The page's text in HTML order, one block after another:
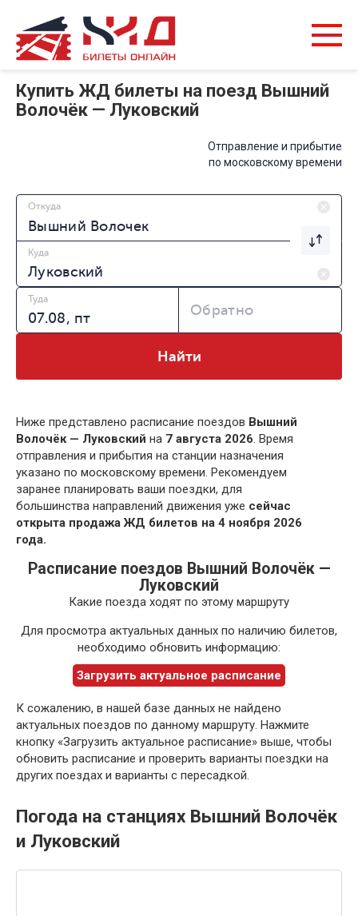
Купить ЖД билеты на поезд Вышний
Волочёк — Луковский
Отправление и прибытие
по московскому времени
Откуда
Куда
Туда
Обратно
Найти
Ниже представлено расписание поездов Вышний
Волочёк — Луковский на 7 августа 2026. Время
отправления и прибытия на станции назначения
указано по московскому времени. Рекомендуем
заранее планировать ваши поездки, для
большинства направлений движения уже сейчас
открыта продажа ЖД билетов на 4 ноября 2026
года.
Расписание поездов Вышний Волочёк —
Луковский
Какие поезда ходят по этому маршруту
Для просмотра актуальных данных по наличию билетов,
необходимо обновить информацию:
Загрузить актуальное расписание
К сожалению, в нашей базе данных не найдено
актуальных поездов по данному маршруту. Нажмите
кнопку «Загрузить актуальное расписание» выше, чтобы
обновить расписание и проверить варианты поездки на
других поездах и варианты с пересадкой.
Погода на станциях Вышний Волочёк
и Луковский